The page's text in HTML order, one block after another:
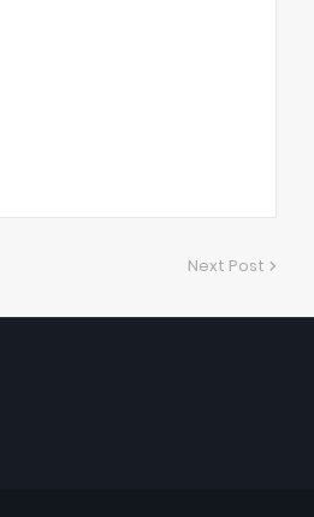
Next Post